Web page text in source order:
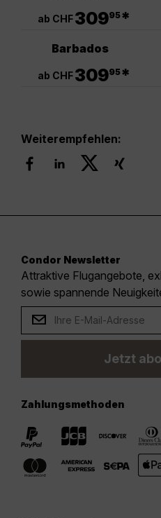
ab CHF30995*
Barbados
ab CHF30995*
Weiterempfehlen:
Condor Newsletter
Attraktive Flugangebote,
sowie spannende
Jetzt
Zahlungsmethoden